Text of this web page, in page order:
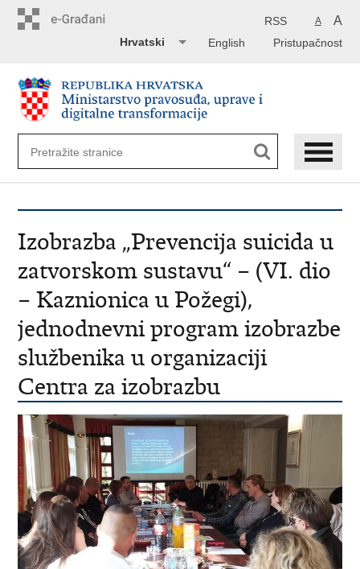
A A
RSS
Pristupačnost
English
Hrvatski
Izobrazba „Prevencija suicida u
zatvorskom sustavu“ – (VI. dio
– Kaznionica u Požegi),
jednodnevni program izobrazbe
službenika u organizaciji
Centra za izobrazbu